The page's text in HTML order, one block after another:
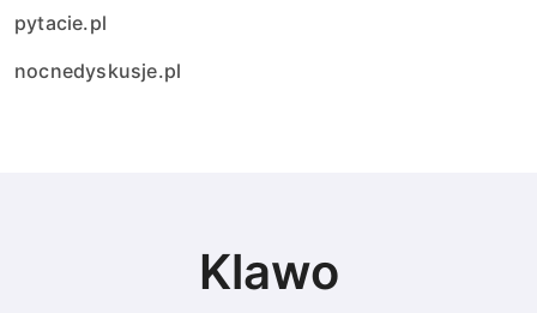
pytacie.pl
nocnedyskusje.pl
Klawo